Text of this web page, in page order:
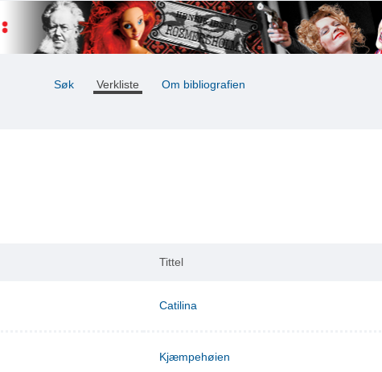
Søk Verkliste Om bibliografien
Tittel
Catilina
Kjæmpehøien